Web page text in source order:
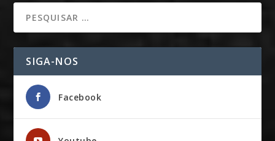
SIGA-NOS
Facebook